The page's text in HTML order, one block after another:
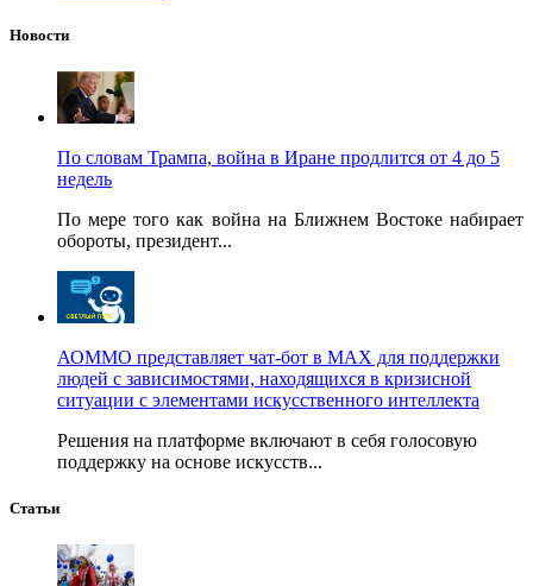
Новости
По словам Трампа, война в Иране продлится от 4 до 5
недель
По мере того как война на Ближнем Востоке набирает
обороты, президент...
АОММО представляет чат-бот в MAX для поддержки
людей с зависимостями, находящихся в кризисной
ситуации с элементами искусственного интеллекта
Решения на платформе включают в себя голосовую
поддержку на основе искусств...
Статьи